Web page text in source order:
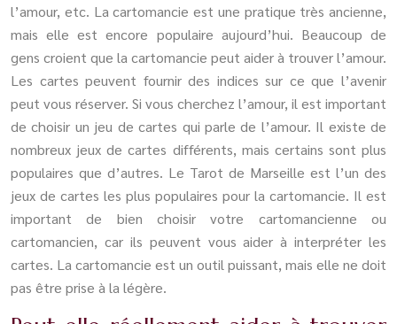
l’amour, etc. La cartomancie est une pratique très ancienne,
mais elle est encore populaire aujourd’hui. Beaucoup de
gens croient que la cartomancie peut aider à trouver l’amour.
Les cartes peuvent fournir des indices sur ce que l’avenir
peut vous réserver. Si vous cherchez l’amour, il est important
de choisir un jeu de cartes qui parle de l’amour. Il existe de
nombreux jeux de cartes différents, mais certains sont plus
populaires que d’autres. Le Tarot de Marseille est l’un des
jeux de cartes les plus populaires pour la cartomancie. Il est
important de bien choisir votre cartomancienne ou
cartomancien, car ils peuvent vous aider à interpréter les
cartes. La cartomancie est un outil puissant, mais elle ne doit
pas être prise à la légère.